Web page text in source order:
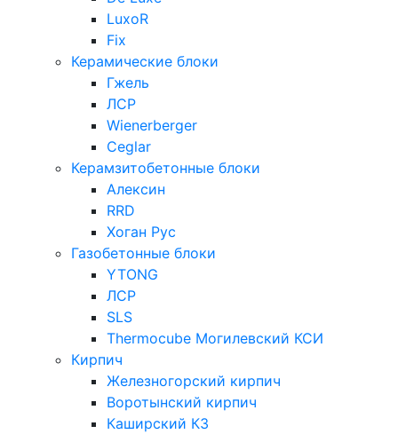
LuxoR
Fix
Керамические блоки
Гжель
ЛСР
Wienerberger
Ceglar
Керамзитобетонные блоки
Алексин
RRD
Хоган Рус
Газобетонные блоки
YTONG
ЛСР
SLS
Thermocube Могилевский КСИ
Кирпич
Железногорский кирпич
Воротынский кирпич
Каширский КЗ